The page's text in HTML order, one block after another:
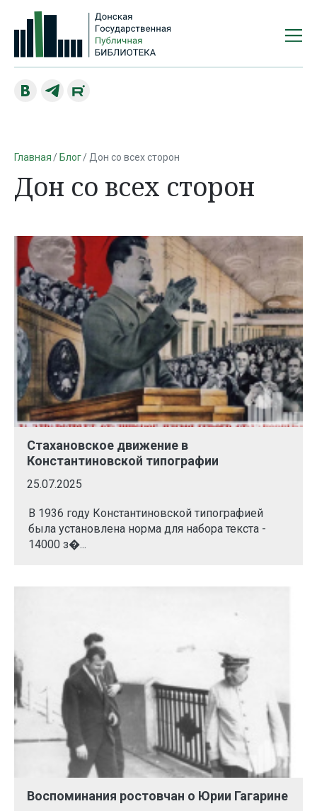
Главная Блог Дон со всех сторон
Дон со всех сторон
Стахановское движение в
Константиновской типографии
25.07.2025
В 1936 году Константиновской типографией
была установлена норма для набора текста -
14000 з�...
Воспоминания ростовчан о Юрии Гагарине